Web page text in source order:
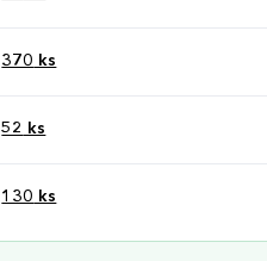
370 ks
52 ks
130 ks